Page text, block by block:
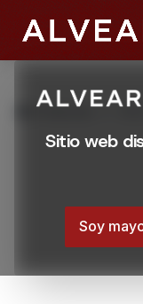
Sitio web
Soy
Productos